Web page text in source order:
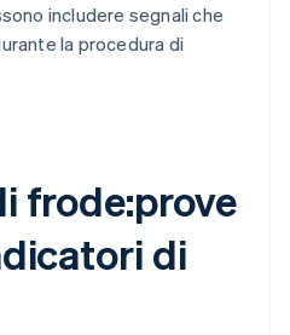
includere segnali che
la procedura di
frode:prove
di